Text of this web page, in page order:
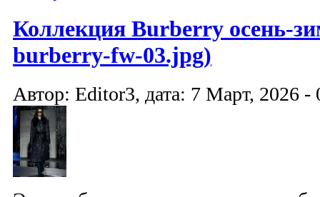
Коллекция Burberry осень-
burberry-fw-03.jpg)
Автор: Editor3, дата: 7 Март, 2026 -